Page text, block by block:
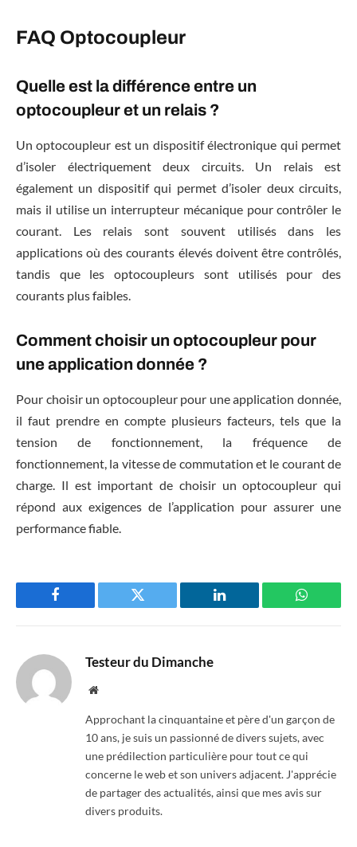
FAQ Optocoupleur
Quelle est la différence entre un
optocoupleur et un relais ?
Un optocoupleur est un dispositif électronique qui permet
d’isoler électriquement deux circuits. Un relais est
également un dispositif qui permet d’isoler deux circuits,
mais il utilise un interrupteur mécanique pour contrôler le
courant. Les relais sont souvent utilisés dans les
applications où des courants élevés doivent être contrôlés,
tandis que les optocoupleurs sont utilisés pour des
courants plus faibles.
Comment choisir un optocoupleur pour
une application donnée ?
Pour choisir un optocoupleur pour une application donnée,
il faut prendre en compte plusieurs facteurs, tels que la
tension de fonctionnement, la fréquence de
fonctionnement, la vitesse de commutation et le courant de
charge. Il est important de choisir un optocoupleur qui
répond aux exigences de l’application pour assurer une
performance fiable.
Facebook Twitter LinkedIn
Testeur du Dimanche
Website
Approchant la cinquantaine et père d'un garçon de
10 ans, je suis un passionné de divers sujets, avec
une prédilection particulière pour tout ce qui
concerne le web et son univers adjacent. J'apprécie
de partager des actualités, ainsi que mes avis sur
divers produits.